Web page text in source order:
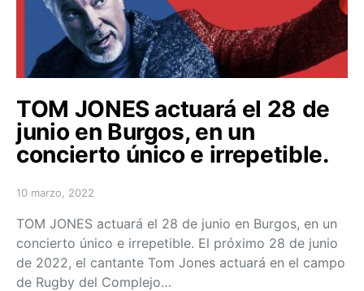
TOM JONES actuará el 28 de
junio en Burgos, en un
concierto único e irrepetible.
Posted on
10 marzo, 2022
TOM JONES actuará el 28 de junio en Burgos, en un
concierto único e irrepetible. El próximo 28 de junio
de 2022, el cantante Tom Jones actuará en el campo
de Rugby del Complejo…